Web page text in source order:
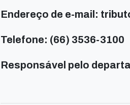
Endereço de e-mail:
Telefone: (66) 3536-3100
Responsável pelo